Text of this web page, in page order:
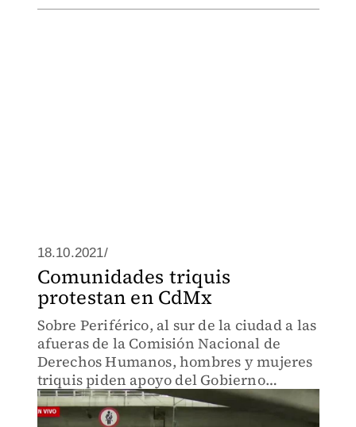
18.10.2021/
Comunidades triquis
protestan en CdMx
Sobre Periférico, al sur de la ciudad a las
afueras de la Comisión Nacional de
Derechos Humanos, hombres y mujeres
triquis piden apoyo del Gobierno
Federal por crimenes contra la
comunidad en Oaxaca.